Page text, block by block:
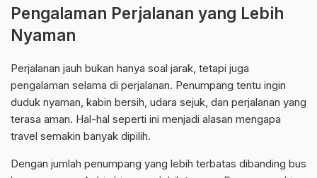
Pengalaman Perjalanan yang Lebih
Nyaman
Perjalanan jauh bukan hanya soal jarak, tetapi juga
pengalaman selama di perjalanan. Penumpang tentu ingin
duduk nyaman, kabin bersih, udara sejuk, dan perjalanan yang
terasa aman. Hal-hal seperti ini menjadi alasan mengapa
travel semakin banyak dipilih.
Dengan jumlah penumpang yang lebih terbatas dibanding bus